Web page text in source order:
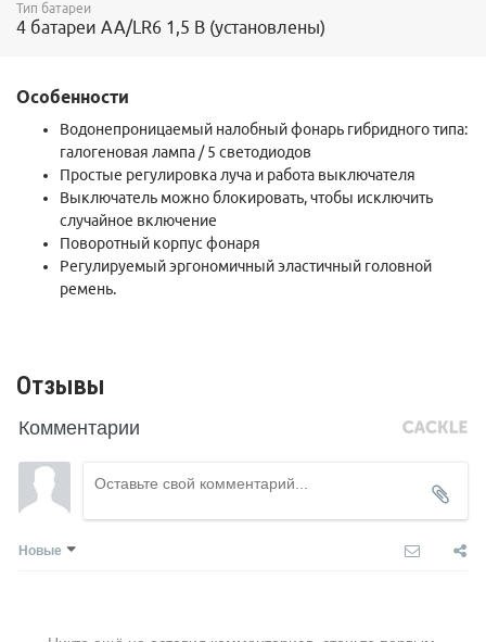
Тип батареи
4 батареи AA/LR6 1,5 В (установлены)
Особенности
Водонепроницаемый налобный фонарь гибридного типа:
галогеновая лампа / 5 светодиодов
Простые регулировка луча и работа выключателя
Выключатель можно блокировать, чтобы исключить
случайное включение
Поворотный корпус фонаря
Регулируемый эргономичный эластичный головной
ремень.
Отзывы
Комментарии
Новые